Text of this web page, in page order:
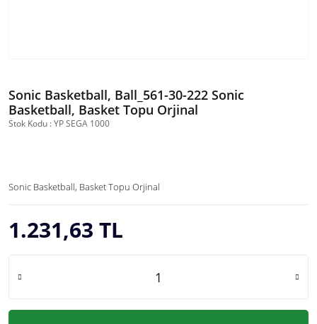
Sonic Basketball, Ball_561-30-222 Sonic
Basketball, Basket Topu Orjinal
Stok Kodu : YP SEGA 1000
Sonic Basketball, Basket Topu Orjinal
1.231,63 TL